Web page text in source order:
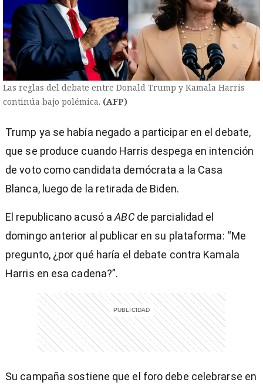
Las reglas del debate entre Donald Trump y Kamala Harris
continúa bajo polémica. (AFP)
Trump ya se había negado a participar en el debate,
que se produce cuando Harris despega en intención
de voto como candidata demócrata a la Casa
Blanca, luego de la retirada de Biden.
El republicano acusó aABCde parcialidad el
domingo anterior al publicar en su plataforma: “Me
pregunto, ¿por qué haría el debate contra Kamala
Harris en esa cadena?”.
Su campaña sostiene que el foro debe celebrarse en